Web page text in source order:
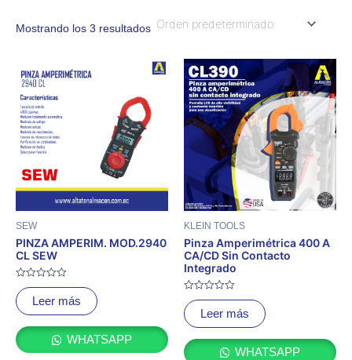
Mostrando los 3 resultados
SEW
PINZA AMPERIM. MOD.2940
CL SEW
Valorado
con
0
de
Leer más
WHATSAPP
KLEIN TOOLS
Pinza Amperimétrica 400 A
CA/CD Sin Contacto
Integrado
Valorado
con
0
de
Leer más
WHATSAPP